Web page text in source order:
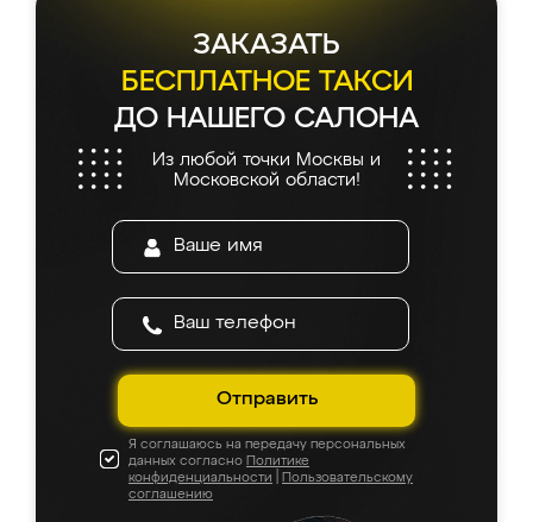
ЗАКАЗАТЬ
БЕСПЛАТНОЕ ТАКСИ
ДО НАШЕГО САЛОНА
Из любой точки Москвы и
Московской области!
Отправить
Я соглашаюсь на передачу персональных
данных согласно Политике
конфиденциальности
Пользовательскому
соглашению